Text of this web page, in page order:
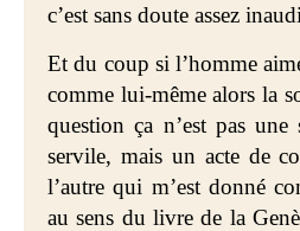
c’est sans doute assez
Et du coup si l’homme
comme lui-même alors la
question ça n’est pas une
servile, mais un acte de
l’autre qui m’est donné
au sens du livre de la